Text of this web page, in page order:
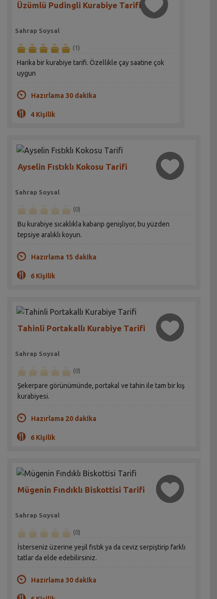
Üzümlü Pudingli Kurabiye Tarifi
Sahrap Soysal
(1)
Harika bir kurabiye tarifi. Özellikle çay saatine çok
uygun
Hazırlama 30 dakika
4 Kişilik
Ayselin Fıstıklı Kokosu Tarifi
Sahrap Soysal
(0)
Bu kurabiye sıcaklıkla kabarıp genişliyor, bu yüzden
tepsiye aralıklı koyun.
Hazırlama 15 dakika
6 Kişilik
Tahinli Portakallı Kurabiye Tarifi
Sahrap Soysal
(0)
Şekerpare görünümünde, portakal ve tahin ile tam bir kış
kurabiyesi.
Hazırlama 20 dakika
6 Kişilik
Mügenin Fındıklı Biskottisi Tarifi
Sahrap Soysal
(0)
İsterseniz üzerine yeşil fıstık ya da ceviz serpiştirip farklı
tatlar da elde edebilirsiniz.
Hazırlama 30 dakika